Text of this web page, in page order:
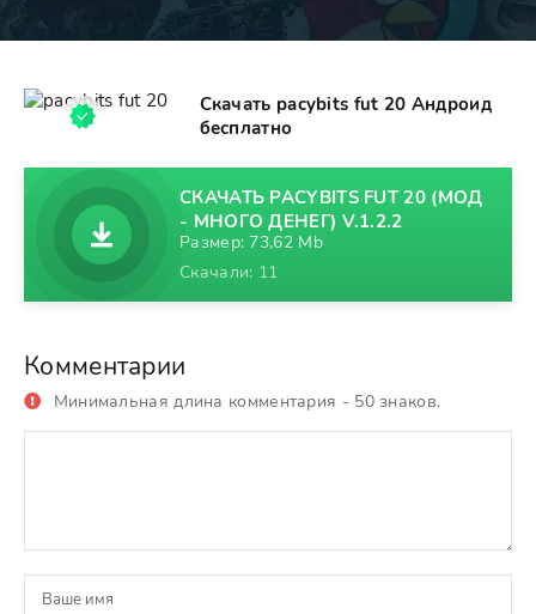
Скачать pacybits fut 20 Андроид
бесплатно
СКАЧАТЬ PACYBITS FUT 20 (МОД
- МНОГО ДЕНЕГ) V.1.2.2
Размер: 73,62 Mb
Скачали: 11
Комментарии
Минимальная длина комментария - 50 знаков.